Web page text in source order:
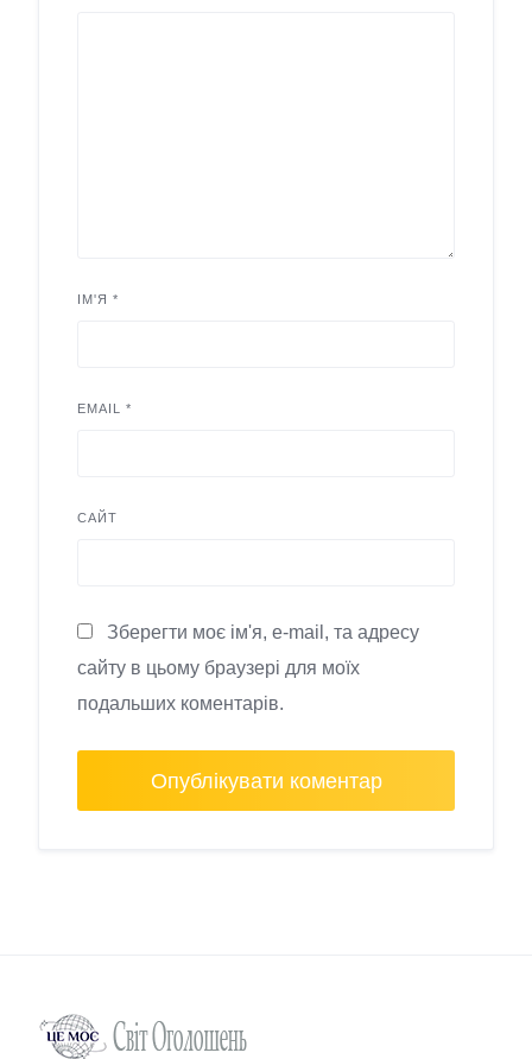
ІМ'Я *
EMAIL *
САЙТ
Зберегти моє ім'я, e-mail, та адресу
сайту в цьому браузері для моїх
подальших коментарів.